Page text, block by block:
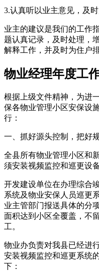
3.认真听以业主意见，及时
业主的建议是我们的工作
题认真记录，及时处理，
解释工作，并及时为住户
物业经理年度工
根据上级文件精神，为进
保各物业管理小区安保设
行：
一、抓好源头控制，把好
全县所有物业管理小区和
须安装视频监控和巡更设备
开发建设单位在办理综合
系统及物业安保人员巡更
业主管部门报送具体的分
面积达到小区全覆盖，不
工。
物业办负责对我县已经进
安装视频监控和巡更系统
下：